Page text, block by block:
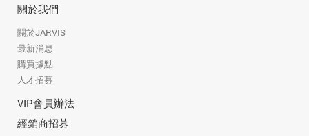
關於我們
關於JARVIS
最新消息
購買據點
人才招募
VIP會員辦法
經銷商招募